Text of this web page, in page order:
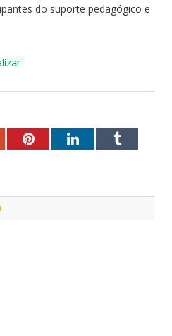
do suporte pedagógico e
PinterestLinkedInTumblr